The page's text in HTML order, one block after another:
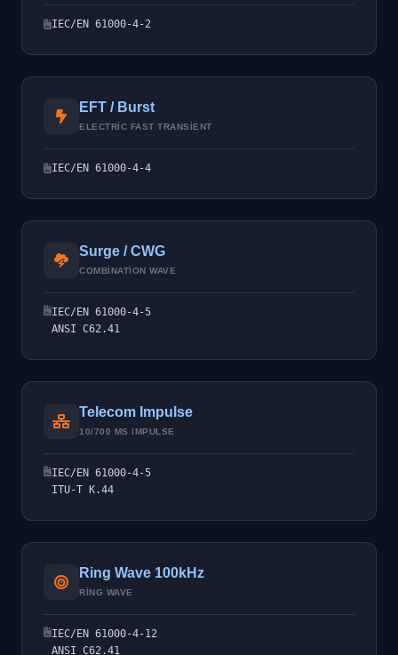
IEC/EN 61000-4-2
EFT / Burst
ELECTRIC FAST TRANSIENT
IEC/EN 61000-4-4
Surge / CWG
COMBINATION WAVE
IEC/EN 61000-4-5
ANSI C62.41
Telecom Impulse
10/700 ΜS IMPULSE
IEC/EN 61000-4-5
ITU-T K.44
Ring Wave 100kHz
RING WAVE
IEC/EN 61000-4-12
ANSI C62.41